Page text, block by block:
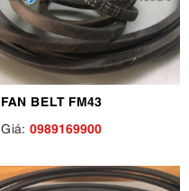
FAN BELT FM43
Giá: 0989169900